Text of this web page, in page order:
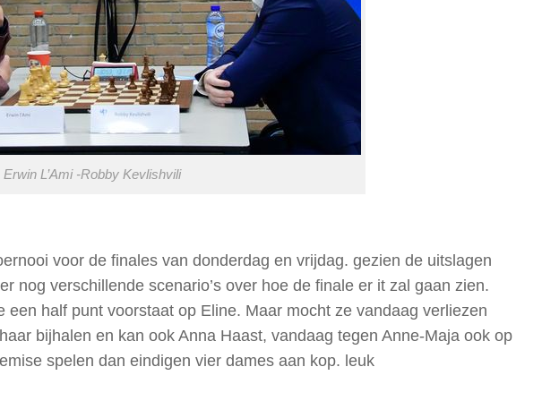
Erwin L’Ami -Robby Kevlishvili
voor de finales van donderdag en vrijdag. gezien de uitslagen
nog verschillende scenario’s over hoe de finale er it zal gaan zien.
half punt voorstaat op Eline. Maar mocht ze vandaag verliezen
bijhalen en kan ook Anna Haast, vandaag tegen Anne-Maja ook op
spelen dan eindigen vier dames aan kop. leuk